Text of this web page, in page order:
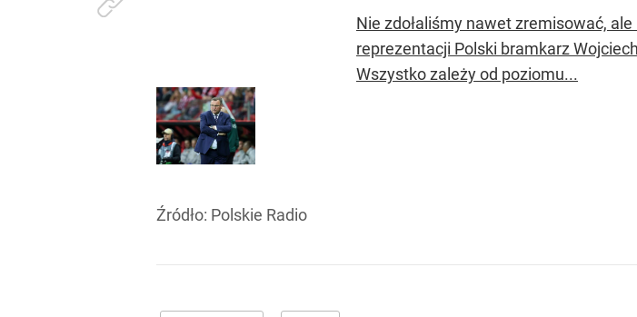
Nie zdołaliśmy nawet zremisować,
reprezentacji Polski bramkarz
Wszystko zależy od poziomu...
Źródło: Polskie Radio